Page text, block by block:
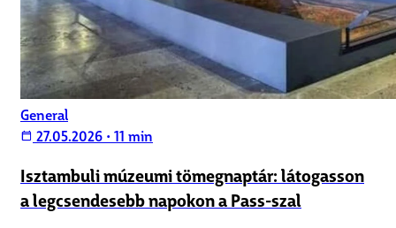
General
calendar_today 27.05.2026 • 11 min
Isztambuli múzeumi tömegnaptár: látogasson
a legcsendesebb napokon a Pass-szal